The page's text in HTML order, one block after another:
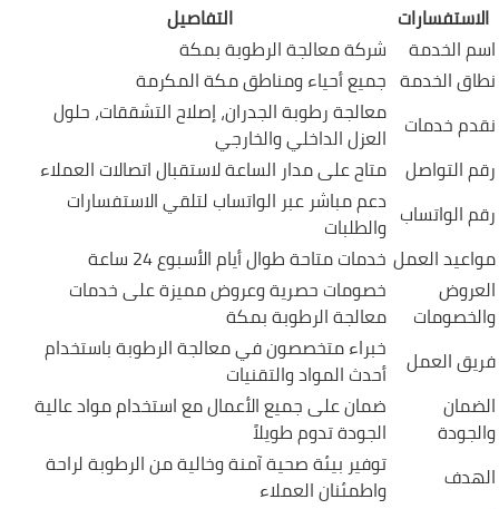
الاستفسارات
التفاصيل
اسم الخدمة
شركة معالجة الرطوبة بمكة
نطاق الخدمة جميع أحياء ومناطق مكة المكرمة
نقدم خدمات معالجة رطوبة الجدران، إصلاح التشققات، حلول
العزل الداخلي والخارجي
رقم التواصل متاح على مدار الساعة لاستقبال اتصالات العملاء
رقم الواتساب دعم مباشر عبر الواتساب لتلقي الاستفسارات
والطلبات
مواعيد العمل خدمات متاحة طوال أيام الأسبوع 24 ساعة
العروض
والخصومات
خصومات حصرية وعروض مميزة على خدمات
معالجة الرطوبة بمكة
فريق العمل
خبراء متخصصون في معالجة الرطوبة باستخدام
أحدث المواد والتقنيات
الضمان
والجودة
ضمان على جميع الأعمال مع استخدام مواد عالية
الجودة تدوم طويلاً
الهدف
توفير بيئة صحية آمنة وخالية من الرطوبة لراحة
واطمئنان العملاء